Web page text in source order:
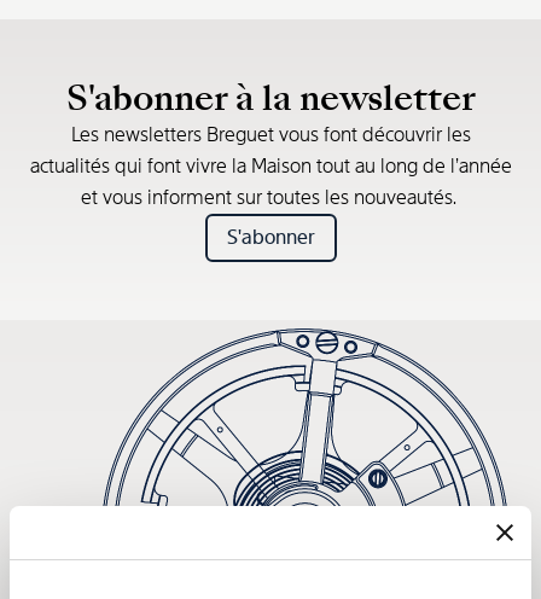
S'abonner à la newsletter
Les newsletters Breguet vous font découvrir les
actualités qui font vivre la Maison tout au long de l’année
et vous informent sur toutes les nouveautés.
S'abonner